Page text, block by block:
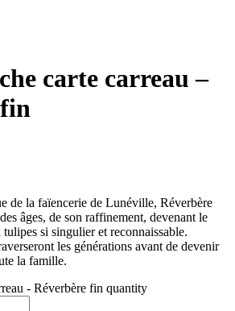
carte carreau –
de la faïencerie de Lunéville, Réverbère
âges, de son raffinement, devenant le
si singulier et reconnaissable.
les générations avant de devenir
la famille.
- Réverbère fin quantity